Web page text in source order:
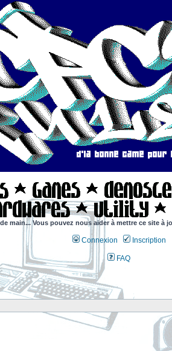
main... Vous pouvez nous aider à mettre ce site à
Connexion Inscription
FAQ